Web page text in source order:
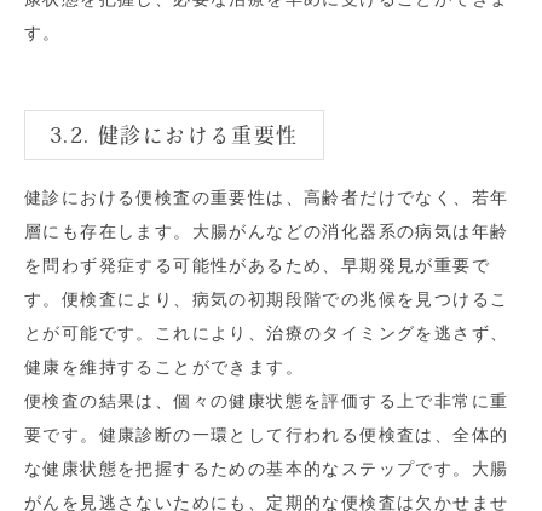
す。
3.2. 健診における重要性
健診における便検査の重要性は、高齢者だけでなく、若年
層にも存在します。大腸がんなどの消化器系の病気は年齢
を問わず発症する可能性があるため、早期発見が重要で
す。便検査により、病気の初期段階での兆候を見つけるこ
とが可能です。これにより、治療のタイミングを逃さず、
健康を維持することができます。
便検査の結果は、個々の健康状態を評価する上で非常に重
要です。健康診断の一環として行われる便検査は、全体的
な健康状態を把握するための基本的なステップです。大腸
がんを見逃さないためにも、定期的な便検査は欠かせませ